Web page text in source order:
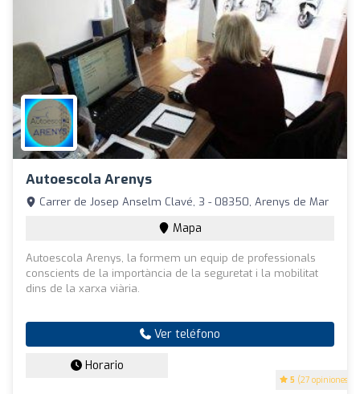
Autoescola Arenys
5 (27 opiniones)
Carrer de Josep Anselm Clavé, 3 - 08350, Arenys de Mar
Mapa
Autoescola Arenys, la formem un equip de professionals
conscients de la importància de la seguretat i la mobilitat
dins de la xarxa viària.
Ver teléfono
Horario